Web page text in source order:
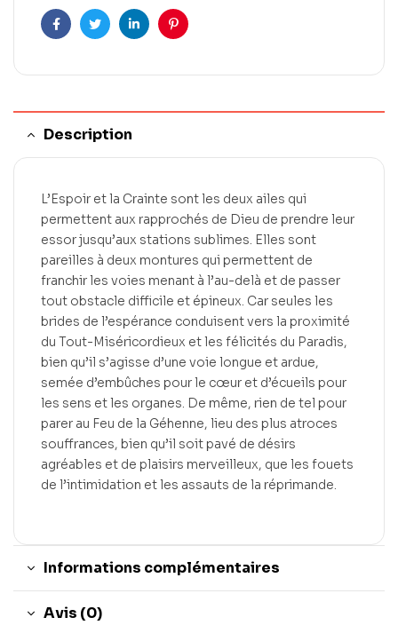
FacebookTwitterLinkedInPinterest
Description
L’Espoir et la Crainte sont les deux ailes qui
permettent aux rapprochés de Dieu de prendre leur
essor jusqu’aux stations sublimes. Elles sont
pareilles à deux montures qui permettent de
franchir les voies menant à l’au-delà et de passer
tout obstacle difficile et épineux. Car seules les
brides de l’espérance conduisent vers la proximité
du Tout-Miséricordieux et les félicités du Paradis,
bien qu’il s’agisse d’une voie longue et ardue,
semée d’embûches pour le cœur et d’écueils pour
les sens et les organes. De même, rien de tel pour
parer au Feu de la Géhenne, lieu des plus atroces
souffrances, bien qu’il soit pavé de désirs
agréables et de plaisirs merveilleux, que les fouets
de l’intimidation et les assauts de la réprimande.
Informations complémentaires
Avis (0)